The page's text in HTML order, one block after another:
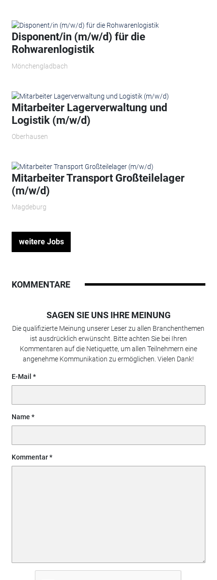
Disponent/in (m/w/d) für die
Rohwarenlogistik
Mönchengladbach
Mitarbeiter Lagerverwaltung und
Logistik (m/w/d)
Oberhausen
Mitarbeiter Transport Großteilelager
(m/w/d)
Magdeburg
weitere Jobs
KOMMENTARE
SAGEN SIE UNS IHRE MEINUNG
Die qualifizierte Meinung unserer Leser zu allen Branchenthemen
ist ausdrücklich erwünscht. Bitte achten Sie bei Ihren
Kommentaren auf die Netiquette, um allen Teilnehmern eine
angenehme Kommunikation zu ermöglichen. Vielen Dank!
E-Mail
Name
Kommentar